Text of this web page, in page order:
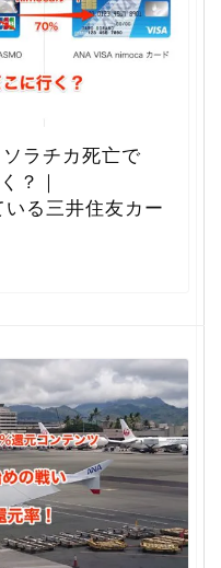
ラチカ死亡で
？｜
る三井住友カー